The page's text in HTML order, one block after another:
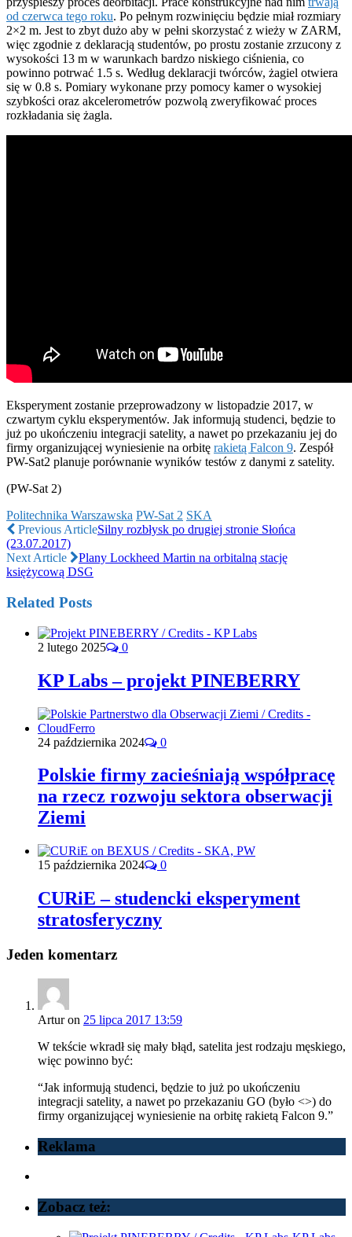
od czerwca tego roku. Po pełnym rozwinięciu będzie miał rozmiary
2×2 m. Jest to zbyt dużo aby w pełni skorzystać z wieży w ZARM,
więc zgodnie z deklaracją studentów, po prostu zostanie zrzucony z
wysokości 13 m w warunkach bardzo niskiego ciśnienia, co
powinno potrwać 1.5 s. Według deklaracji twórców, żagiel otwiera
się w 0.8 s. Pomiary wykonane przy pomocy kamer o wysokiej
szybkości oraz akcelerometrów pozwolą zweryfikować proces
rozkładania się żagla.
Eksperyment zostanie przeprowadzony w listopadzie 2017, w
czwartym cyklu eksperymentów. Jak informują studenci, będzie to
już po ukończeniu integracji satelity, a nawet po przekazaniu jej do
firmy organizującej wyniesienie na orbitę rakietą Falcon 9. Zespół
PW-Sat2 planuje porównanie wyników testów z danymi z satelity.
(PW-Sat 2)
Politechnika Warszawska PW-Sat 2 SKA
Previous ArticleSilny rozbłysk po drugiej stronie Słońca
(23.07.2017)
Next Article
Plany Lockheed Martin na orbitalną stację
księżycową DSG
Related Posts
2 lutego 2025 0
KP Labs – projekt PINEBERRY
24 października 2024 0
Polskie firmy zacieśniają współpracę
na rzecz rozwoju sektora obserwacji
Ziemi
15 października 2024 0
CURiE – studencki eksperyment
stratosferyczny
Jeden komentarz
Arturon 25 lipca 2017 13:59
W tekście wkradł się mały błąd, satelita jest rodzaju męskiego,
więc powinno być:
“Jak informują studenci, będzie to już po ukończeniu
integracji satelity, a nawet po przekazaniu GO (było <>) do
firmy organizującej wyniesienie na orbitę rakietą Falcon 9.”
Reklama
Zobacz też: